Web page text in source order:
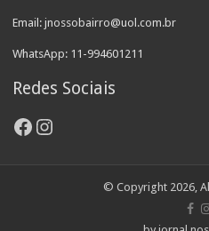
Email: jnossobairro@uol.com.br
WhatsApp: 11-994601211
Redes Sociais
Facebook
Instagram
© Copyright 2026,